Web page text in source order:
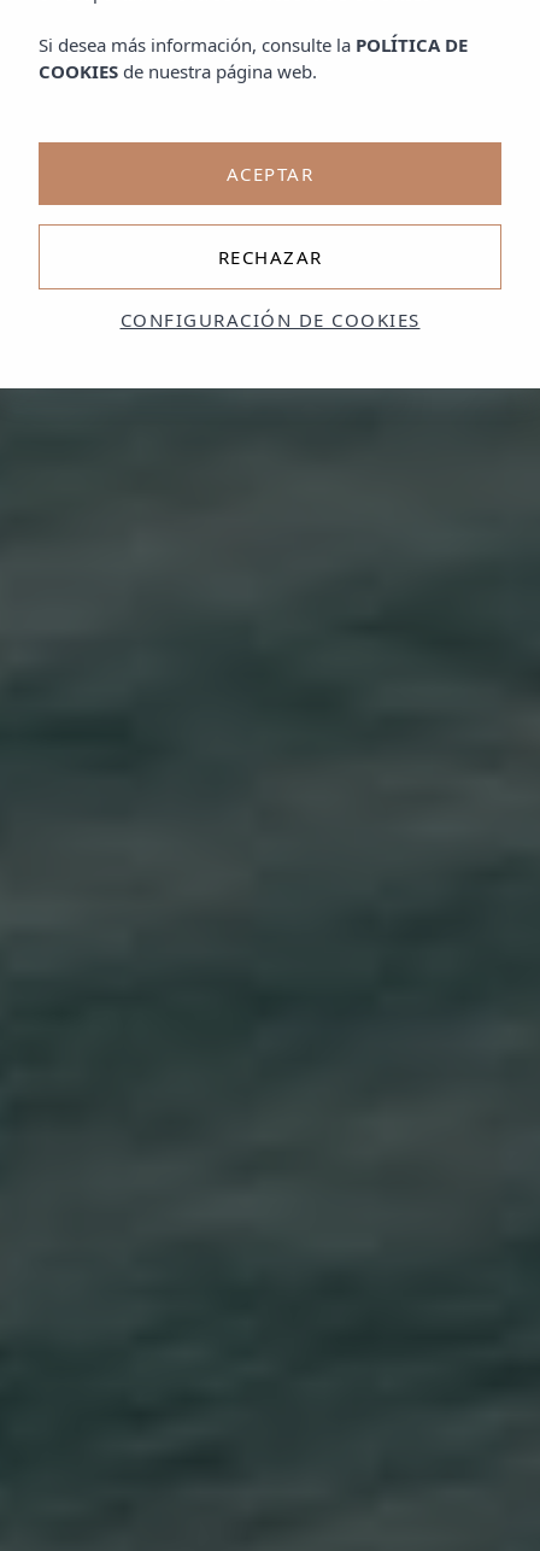
Si desea más información, consulte la POLÍTICA DE
COOKIES de nuestra página web.
CONFIGURACIÓN DE COOKIES
RECHAZAR
ACEPTAR